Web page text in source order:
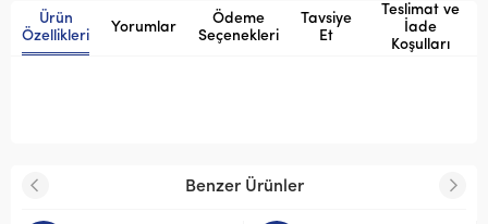
Ürün
Özellikleri
Yorumlar
Ödeme
Seçenekleri
Tavsiye
Et
Teslimat ve
İade
Koşulları
Benzer Ürünler